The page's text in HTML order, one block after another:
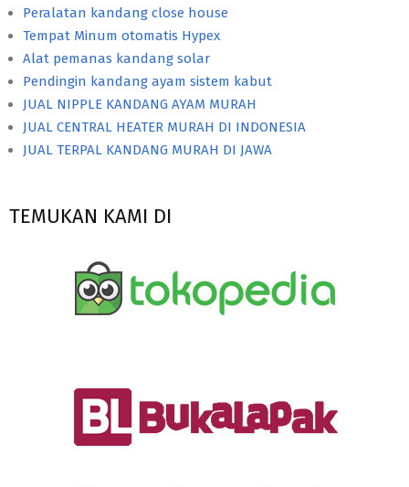
Peralatan kandang close house
Tempat Minum otomatis Hypex
Alat pemanas kandang solar
Pendingin kandang ayam sistem kabut
JUAL NIPPLE KANDANG AYAM MURAH
JUAL CENTRAL HEATER MURAH DI INDONESIA
JUAL TERPAL KANDANG MURAH DI JAWA
TEMUKAN KAMI DI